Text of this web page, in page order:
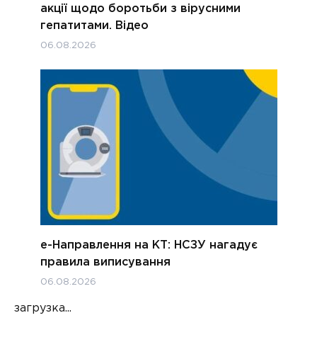
акції щодо боротьби з вірусними
гепатитами. Відео
06.08.2026
е-Направлення на КТ: НСЗУ нагадує
правила виписування
06.08.2026
загрузка...